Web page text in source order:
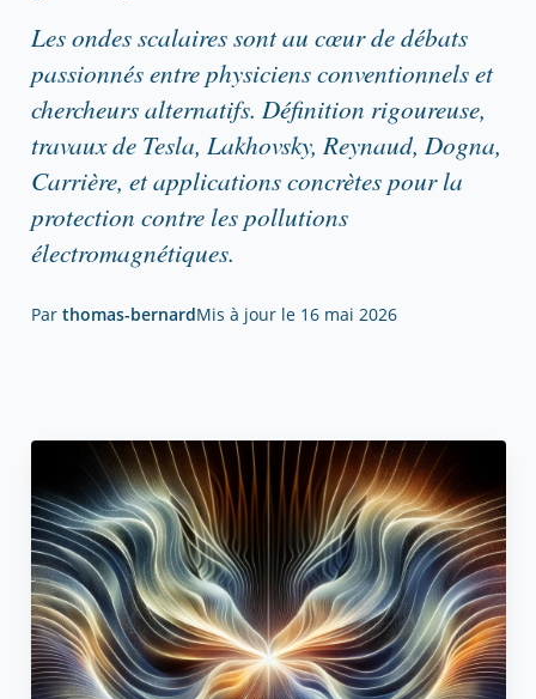
Les ondes scalaires sont au cœur de débats
passionnés entre physiciens conventionnels et
chercheurs alternatifs. Définition rigoureuse,
travaux de Tesla, Lakhovsky, Reynaud, Dogna,
Carrière, et applications concrètes pour la
protection contre les pollutions
électromagnétiques.
Par thomas-bernardMis à jour le 16 mai 2026